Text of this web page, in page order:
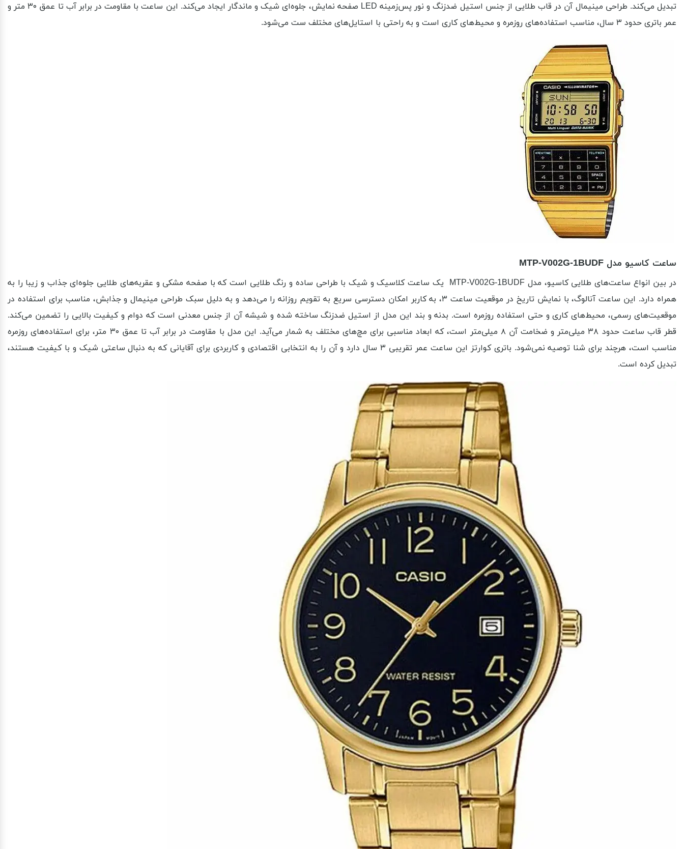
تبدیل می‌کند. طراحی مینیمال آن در قاب طلایی از جنس استیل ضدزنگ و نور پس‌زمینه LED صفحه نمایش، جلوه‌ای شیک و ماندگار ایجاد می‌کند. این ساعت با مقاومت در برابر آب تا عمق ۳۰ متر و
عمر باتری حدود ۳ سال، مناسب استفاده‌های روزمره و محیط‌های کاری است و به راحتی با استایل‌های مختلف ست می‌شود.
ساعت کاسیو مدل MTP-V002G-1BUDF
در بین انواع ساعت‌های طلایی کاسیو، مدل MTP-V002G-1BUDF یک ساعت کلاسیک و شیک با طراحی ساده و رنگ طلایی است که با صفحه مشکی و عقربه‌های طلایی جلوه‌ای جذاب و زیبا را به
همراه دارد. این ساعت آنالوگ، با نمایش تاریخ در موقعیت ساعت ۳، به کاربر امکان دسترسی سریع به تقویم روزانه را می‌دهد و به دلیل سبک طراحی مینیمال و جذابش، مناسب برای استفاده در
موقعیت‌های رسمی، محیط‌های کاری و حتی استفاده روزمره است. بدنه و بند این مدل از استیل ضدزنگ ساخته شده و شیشه آن از جنس معدنی است که دوام و کیفیت بالایی را تضمین می‌کند.
قطر قاب ساعت حدود ۳۸ میلی‌متر و ضخامت آن ۸ میلی‌متر است، که ابعاد مناسبی برای مچ‌های مختلف به شمار می‌آید. این مدل با مقاومت در برابر آب تا عمق ۳۰ متر، برای استفاده‌های روزمره
مناسب است، هرچند برای شنا توصیه نمی‌شود. باتری کوارتز این ساعت عمر تقریبی ۳ سال دارد و آن را به انتخابی اقتصادی و کاربردی برای آقایانی که به دنبال ساعتی شیک و با کیفیت هستند،
تبدیل کرده است.